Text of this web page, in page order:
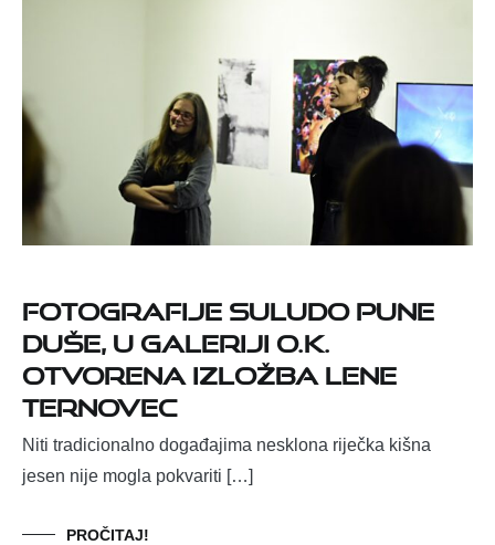
Fotografije suludo pune
duše, u Galeriji O.K.
otvorena izložba Lene
Ternovec
Niti tradicionalno događajima nesklona riječka kišna
jesen nije mogla pokvariti […]
PROČITAJ!